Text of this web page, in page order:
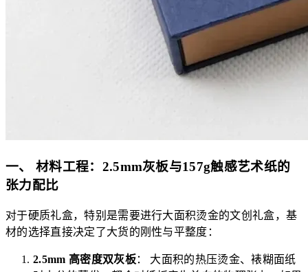
一、 材料工程：2.5mm灰板与157g触感艺术纸的
张力配比
对于硬质礼盒，特别是需要进行大面积烫金的文创礼盒，基
材的选择直接决定了大货的刚性与平整度：
2.5mm 高密度双灰板： 大面积的热压烫金、裱糊面纸